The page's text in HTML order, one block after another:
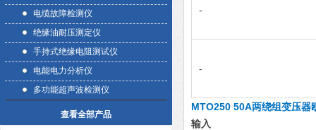
电缆故障检测仪
绝缘油耐压测定仪
手持式绝缘电阻测试仪
电能电力分析仪
多功能超声波检测仪
查看全部产品
-
-
MTO250 50A两绕组变压器
输入